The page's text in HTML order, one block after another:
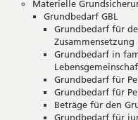
Materielle
Grundbedarf GBL
Grundbedarf für
Zusammensetzung
Grundbedarf in
Grundbedarf für
Grundbedarf für
Beträge für den
Grundbedarf für